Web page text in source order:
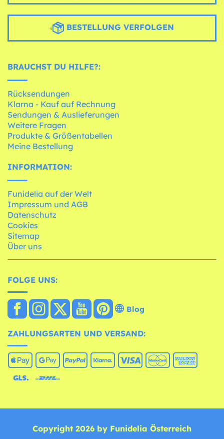
BESTELLUNG VERFOLGEN
BRAUCHST DU HILFE?:
Rücksendungen
Klarna - Kauf auf Rechnung
Sendungen & Auslieferungen
Weitere Fragen
Produkte & Größentabellen
Meine Bestellung
INFORMATION:
Funidelia auf der Welt
Impressum und AGB
Datenschutz
Cookies
Sitemap
Über uns
FOLGE UNS:
Blog
ZAHLUNGSARTEN UND VERSAND:
Copyright 2026 by Funidelia Österreich